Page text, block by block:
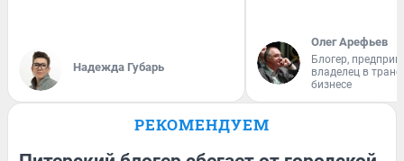
Надежда Губарь
Олег Арефьев
Блогер,
владелец в
бизнесе
РЕКОМЕНДУЕМ